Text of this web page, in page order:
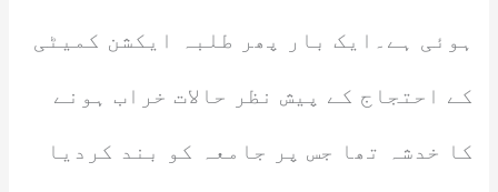
ہوئی ہے۔ایک بار پھر طلبہ ایکشن کمیٹی
کے احتجاج کے پیش نظر حالات خراب ہونے
کا خدشہ تھا جس پر جامعہ کو بند کردیا